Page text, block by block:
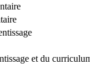
et du